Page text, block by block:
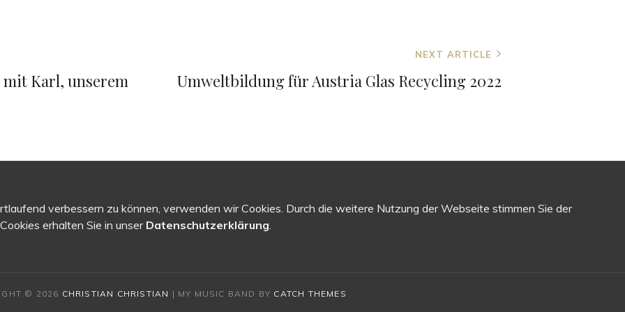
Karl, unserem
Post
NEXT ARTICLE
Umweltbildung für Austria Glas Recycling 2022
verbessern zu können, verwenden wir Cookies. Durch die weitere Nutzung der Webseite stimmen Sie der
erhalten Sie in unser Datenschutzerklärung.
© 2026 CHRISTIAN CHRISTIAN | MY MUSIC BAND BY CATCH THEMES